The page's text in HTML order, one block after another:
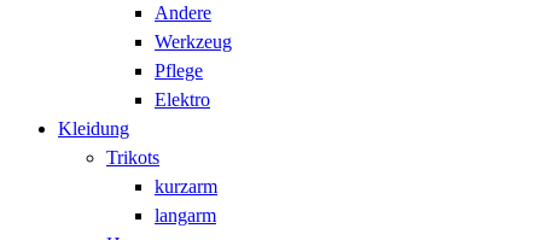
Andere
Werkzeug
Pflege
Elektro
Kleidung
Trikots
kurzarm
langarm